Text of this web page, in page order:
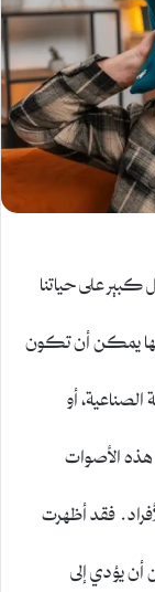
على حياتنا
يمكن أن تكون
أو
الأصوات
فقد أظهرت
يؤدي إلى